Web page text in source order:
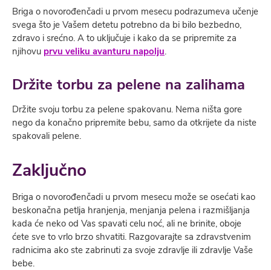
Briga o novorođenčadi u prvom mesecu podrazumeva učenje
svega što je Vašem detetu potrebno da bi bilo bezbedno,
zdravo i srećno. A to uklјučuje i kako da se pripremite za
njihovu prvu veliku avanturu napolјu.
Držite torbu za pelene na zalihama
Držite svoju torbu za pelene spakovanu. Nema ništa gore
nego da konačno pripremite bebu, samo da otkrijete da niste
spakovali pelene.
Zaključno
Briga o novorođenčadi u prvom mesecu može se osećati kao
beskonačna petlјa hranjenja, menjanja pelena i razmišlјanja
kada će neko od Vas spavati celu noć, ali ne brinite, oboje
ćete sve to vrlo brzo shvatiti. Razgovarajte sa zdravstvenim
radnicima ako ste zabrinuti za svoje zdravlјe ili zdravlјe Vaše
bebe.